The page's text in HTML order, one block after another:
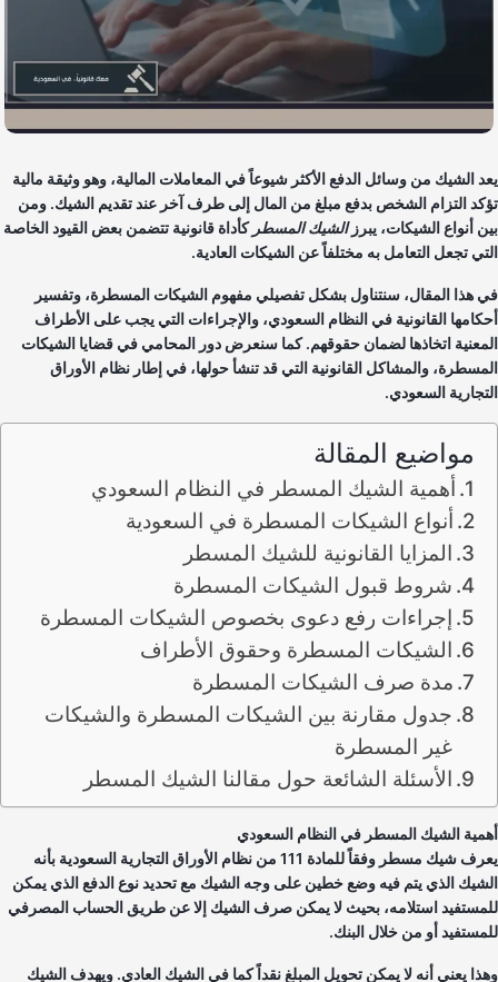
الشيك من وسائل الدفع الأكثر شيوعاً في المعاملات المالية، وهو وثيقة مالية
التزام الشخص بدفع مبلغ من المال إلى طرف آخر عند تقديم الشيك. ومن
أنواع الشيكات، يبرز الشيك المسطركأداة قانونية تتضمن بعض القيود الخاصة
تجعل التعامل به مختلفاً عن الشيكات العادية.
هذا المقال، سنتناول بشكل تفصيلي مفهوم الشيكات المسطرة، وتفسير
القانونية في النظام السعودي، والإجراءات التي يجب على الأطراف
اتخاذها لضمان حقوقهم. كما سنعرض دور المحامي في قضايا الشيكات
والمشاكل القانونية التي قد تنشأ حولها، في إطار نظام الأوراق
السعودي.
مواضيع المقالة
أهمية الشيك المسطر في النظام السعودي
أنواع الشيكات المسطرة في السعودية
المزايا القانونية للشيك المسطر
شروط قبول الشيكات المسطرة
إجراءات رفع دعوى بخصوص الشيكات المسطرة
الشيكات المسطرة وحقوق الأطراف
مدة صرف الشيكات المسطرة
جدول مقارنة بين الشيكات المسطرة والشيكات
غير المسطرة
الأسئلة الشائعة حول مقالنا الشيك المسطر
الشيك المسطر في النظام السعودي
يعرف شيك مسطر وفقاً للمادة 111 من نظام الأوراق التجارية السعودية بأنه
الذي يتم فيه وضع خطين على وجه الشيك مع تحديد نوع الدفع الذي يمكن
استلامه، بحيث لا يمكن صرف الشيك إلا عن طريق الحساب المصرفي
أو من خلال البنك.
يعني أنه لا يمكن تحويل المبلغ نقداً كما في الشيك العادي. ويهدف الشيك